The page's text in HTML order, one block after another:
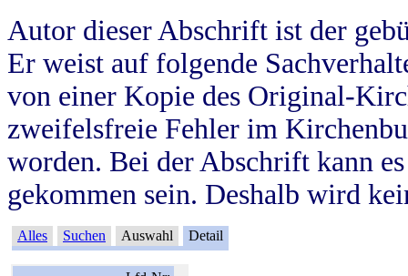
Autor dieser Abschrift ist der
Er weist auf folgende
von einer Kopie des Original-
zweifelsfreie Fehler im
worden. Bei der Abschrift kann
gekommen sein. Deshalb wird
Alles Suchen Auswahl Detail